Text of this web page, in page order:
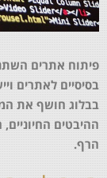
בסיסיים לאתרים
בבלוג חושף את
ההיבטים
הרף.